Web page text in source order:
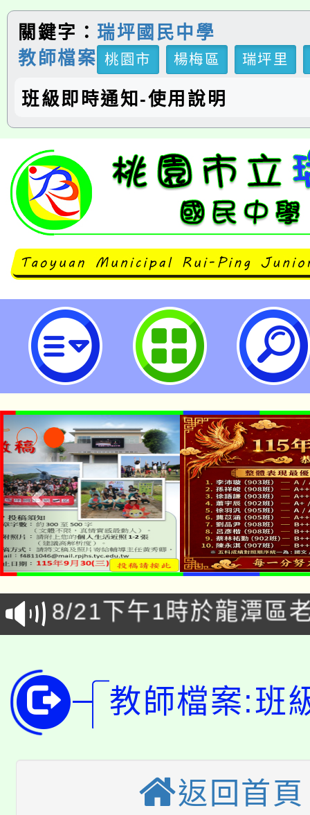
關鍵字： 瑞坪國民中學
教師檔案 桃園市 楊梅區 瑞坪里
班級即時通知-使用說明
班級即時通知-使用說明
「本色祭」8/29、30在
場熱烈登場!
8/21下午1時於龍潭區
徵才活動。
YOUNG桃局內行報名
局官網。
8月14至27日，桃園電
開!
115年桃園市運動會8/
視費優惠，中低收入戶
大園自造教育及科技
教師檔案:班
返回首頁